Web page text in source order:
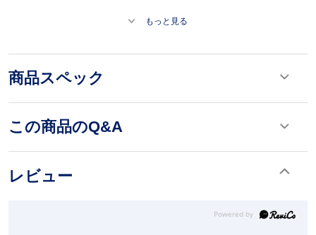
もっと見る
商品スペック
この商品のQ&A
レビュー